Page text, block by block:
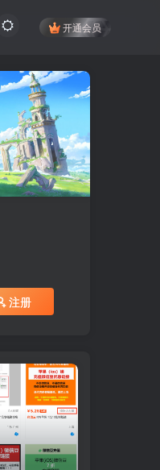
开通会员
注册